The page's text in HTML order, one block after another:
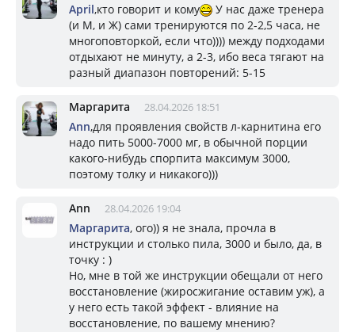
April,кто говорит и кому
У нас даже тренера
(и М, и Ж) сами тренируются по 2-2,5 часа, не
многоповторкой, если что)))) между подходами
отдыхают не минуту, а 2-3, ибо веса тягают на
разный диапазон повторений: 5-15
Маргарита 28.04.2026 18:51
Ann,для проявления свойств л-карнитина его
надо пить 5000-7000 мг, в обычной порции
какого-нибудь спорпита максимум 3000,
поэтому толку и никакого)))
Ann 28.04.2026 19:04
Маргарита, ого)) я не знала, прочла в
инструкции и столько пила, 3000 и было, да, в
точку : )
Но, мне в той же инструкции обещали от него
восстановление (жиросжигание оставим уж), а
у него есть такой эффект - влияние на
восстановление, по вашему мнению?